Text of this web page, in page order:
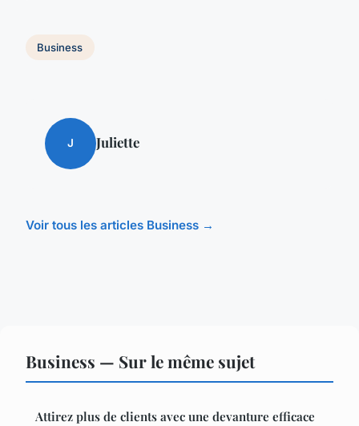
Business
J Juliette
Voir tous les articles Business →
Business — Sur le même sujet
Attirez plus de clients avec une devanture efficace